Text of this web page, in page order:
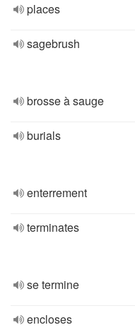
places
sagebrush
brosse à sauge
burials
enterrement
terminates
se termine
encloses